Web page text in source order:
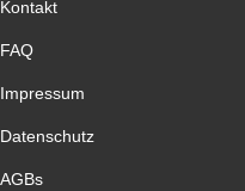
Kontakt
FAQ
Impressum
Datenschutz
AGBs